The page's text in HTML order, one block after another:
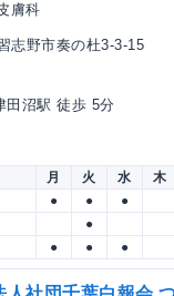
膚科
志野市奏の杜3-3-15
田沼駅 徒歩 5分
月 火 水 木
● ● ●
●
● ● ●